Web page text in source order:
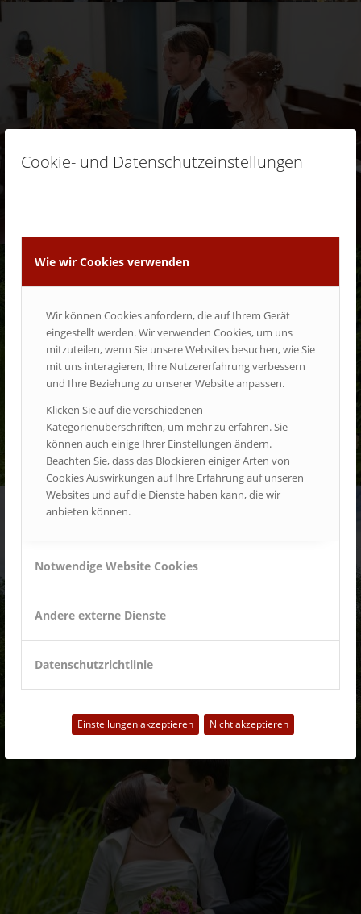
Cookie- und Datenschutzeinstellungen
Wie wir Cookies verwenden
Wir können Cookies anfordern, die auf Ihrem Gerät
eingestellt werden. Wir verwenden Cookies, um uns
mitzuteilen, wenn Sie unsere Websites besuchen, wie Sie
mit uns interagieren, Ihre Nutzererfahrung verbessern
und Ihre Beziehung zu unserer Website anpassen.
Klicken Sie auf die verschiedenen
Kategorienüberschriften, um mehr zu erfahren. Sie
können auch einige Ihrer Einstellungen ändern.
Beachten Sie, dass das Blockieren einiger Arten von
Cookies Auswirkungen auf Ihre Erfahrung auf unseren
Websites und auf die Dienste haben kann, die wir
anbieten können.
Notwendige Website Cookies
Andere externe Dienste
Datenschutzrichtlinie
Einstellungen akzeptieren Nicht akzeptieren